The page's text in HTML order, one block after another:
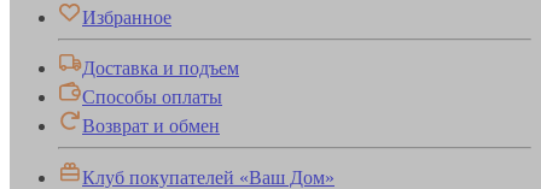
Избранное
Доставка и подъем
Способы оплаты
Возврат и обмен
Клуб покупателей «Ваш Дом»